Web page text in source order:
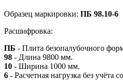
Образец маркировки: ПБ 98.10-6
Расшифровка:
ПБ - Плита безопалубочного
98 - Длина 9800 мм.
10 - Ширина 1000 мм.
6 - Расчетная нагрузка без учёта